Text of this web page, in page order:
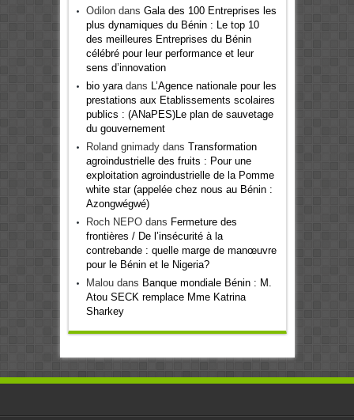
Odilondans Gala des 100 Entreprises les
plus dynamiques du Bénin : Le top 10
des meilleures Entreprises du Bénin
célébré pour leur performance et leur
sens d’innovation
bio yaradans L’Agence nationale pour les
prestations aux Etablissements scolaires
publics : (ANaPES)Le plan de sauvetage
du gouvernement
Roland gnimadydans Transformation
agroindustrielle des fruits : Pour une
exploitation agroindustrielle de la Pomme
white star (appelée chez nous au Bénin :
Azongwégwé)
Roch NEPOdans Fermeture des
frontières / De l’insécurité à la
contrebande : quelle marge de manœuvre
pour le Bénin et le Nigeria?
Maloudans Banque mondiale Bénin : M.
Atou SECK remplace Mme Katrina
Sharkey